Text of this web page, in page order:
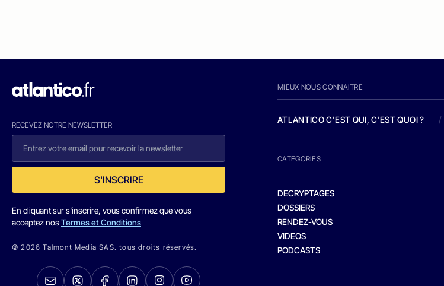
RECEVEZ NOTRE NEWSLETTER
S'INSCRIRE
En cliquant sur s'inscrire, vous confirmez que vous
acceptez nosTermes et Conditions
© 2026 Talmont Media SAS. tous droits réservés.
MIEUX NOUS CONNAITRE
ATLANTICO C'EST QUI, C'EST QUOI ? /
CATEGORIES
DECRYPTAGES
DOSSIERS
RENDEZ-VOUS
VIDEOS
PODCASTS